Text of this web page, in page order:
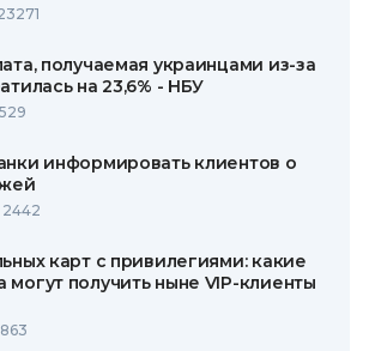
получаемая украинцами из-за
на 23,6% - НБУ
529
информировать клиентов о
2442
карт с привилегиями: какие
получить ныне VIP-клиенты
863